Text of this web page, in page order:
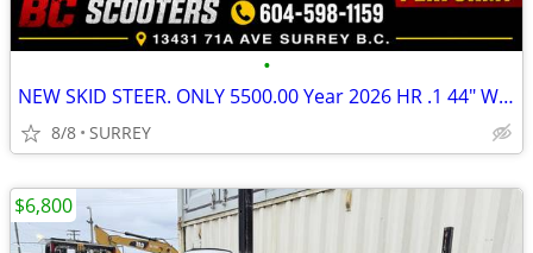
•
NEW SKID STEER. ONLY 5500.00 Year 2026 HR .1 44" Wide bucket
8/8 SURREY
$6,800